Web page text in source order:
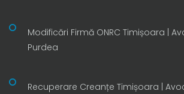
Modificări Firmă ONRC Timișoara |
Purdea
Recuperare Creanțe Timișoara |